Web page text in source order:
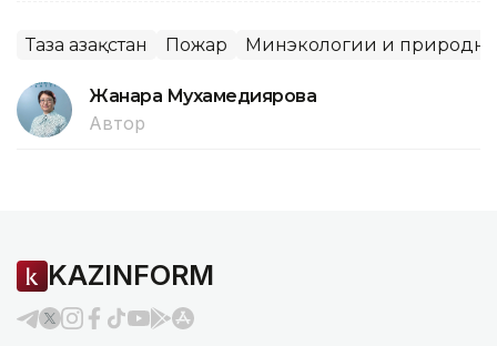
Таза Қазақстан Пожар Минэкологии и
Жанара Мухамедиярова
Автор
KAZINFORM